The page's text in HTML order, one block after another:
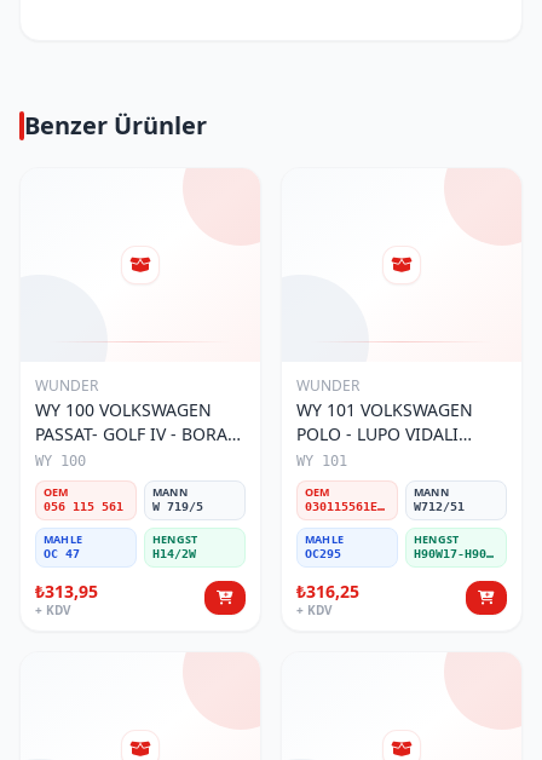
Benzer Ürünler
WUNDER
WY 100 VOLKSWAGEN
PASSAT- GOLF IV - BORA
056 115 561 Yağ Filtresi
WY 100
OEM
056 115 561
MANN
W 719/5
MAHLE
OC 47
HENGST
H14/2W
₺313,95
+ KDV
WUNDER
WY 101 VOLKSWAGEN
POLO - LUPO VIDALI
030115561E Yağ Filtresi
WY 101
OEM
030115561E / 030115561AA / 030115561AB / 030115561AD
MANN
W712/51
MAHLE
OC295
HENGST
H90W17-H90W11
₺316,25
+ KDV